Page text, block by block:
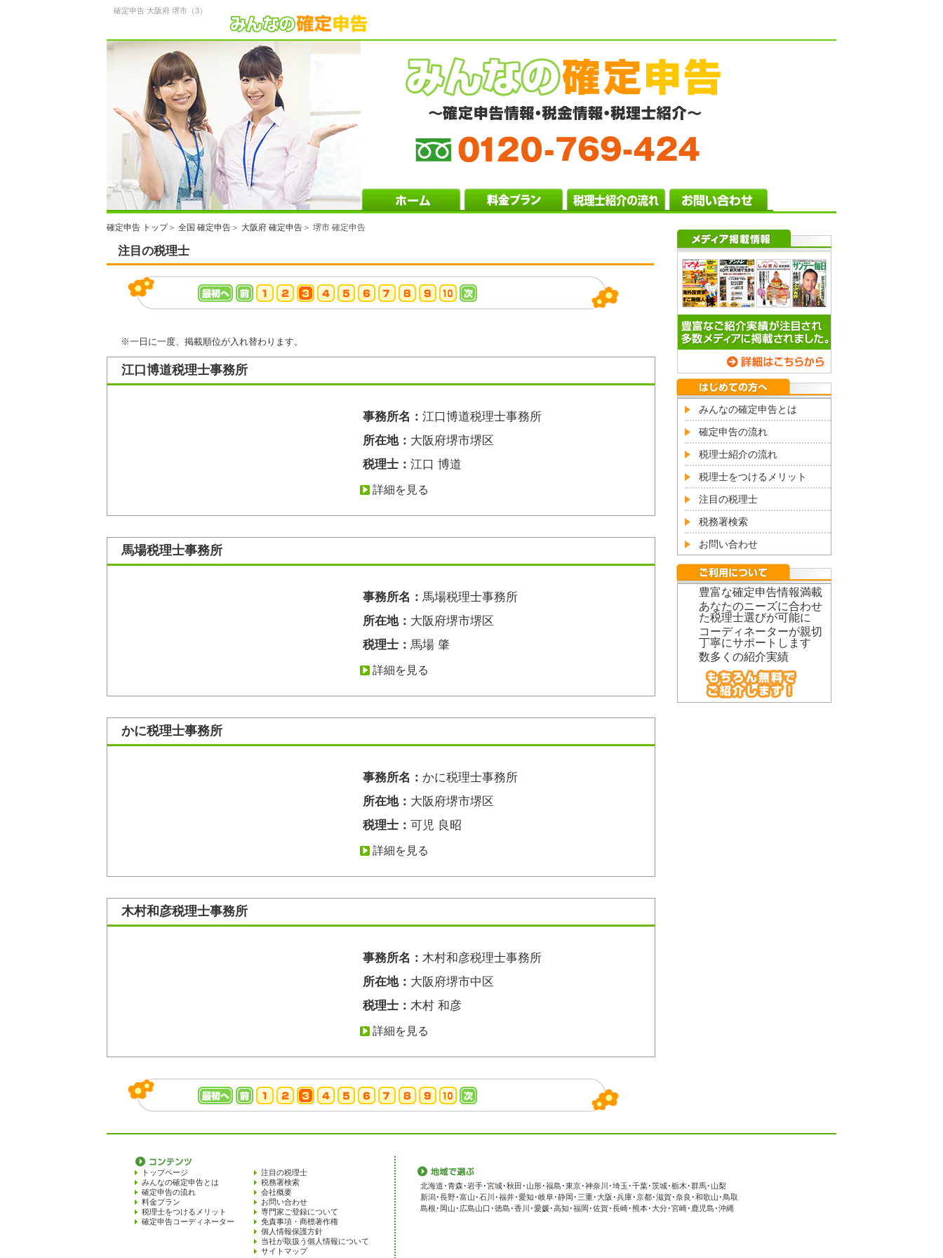
確定申告 大阪府 堺市（3）
確定申告 トップ＞ 全国 確定申告 ＞ 大阪府 確定申告 ＞ 堺市 確定申告
注目の税理士
※一日に一度、掲載順位が入れ替わります。
江口博道税理士事務所
事務所名： 江口博道税理士事務所
所在地： 大阪府堺市堺区
税理士： 江口 博道
詳細を見る
馬場税理士事務所
事務所名： 馬場税理士事務所
所在地： 大阪府堺市堺区
税理士： 馬場 肇
詳細を見る
かに税理士事務所
事務所名： かに税理士事務所
所在地： 大阪府堺市堺区
税理士： 可児 良昭
詳細を見る
木村和彦税理士事務所
事務所名： 木村和彦税理士事務所
所在地： 大阪府堺市中区
税理士： 木村 和彦
詳細を見る
みんなの確定申告とは
確定申告の流れ
税理士紹介の流れ
税理士をつけるメリット
注目の税理士
税務署検索
お問い合わせ
豊富な確定申告情報満載
あなたのニーズに合わせ
た税理士選びが可能に
コーディネーターが親切
丁寧にサポートします
数多くの紹介実績
トップページ
みんなの確定申告とは
確定申告の流れ
料金プラン
税理士をつけるメリット
確定申告コーディネーター
注目の税理士
税務署検索
会社概要
お問い合わせ
専門家ご登録について
免責事項・商標著作権
個人情報保護方針
当社が取扱う個人情報について
サイトマップ
北海道 ･青森･岩手･宮城･秋田 ･ 山形･福島 ･東京･神奈川 ･埼玉 ･千葉･茨城･栃木 ･群馬･ 山梨
新潟･長野･富山 ･石川 ･福井･愛知 ･岐阜･静岡 ･ 三重･大阪 ･兵庫･京都･滋賀･奈良 ･和歌山 ･ 鳥取
島根 ･ 岡山 ･ 広島山口 ･徳島 ･香川 ･愛媛･高知 ･福岡 ･佐賀･長崎･熊本･大分･宮崎･ 鹿児島 ･沖縄